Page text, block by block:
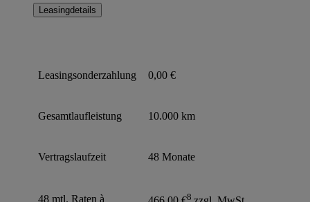
Leasingdetails
Leasingsonderzahlung 0,00 €
Gesamtlaufleistung 10.000 km
Vertragslaufzeit 48 Monate
48 mtl. Raten à 8